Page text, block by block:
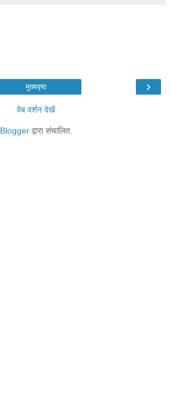
›
मुख्यपृष्ठ
वेब वर्शन देखें
Bloggerद्वारा संचालित.